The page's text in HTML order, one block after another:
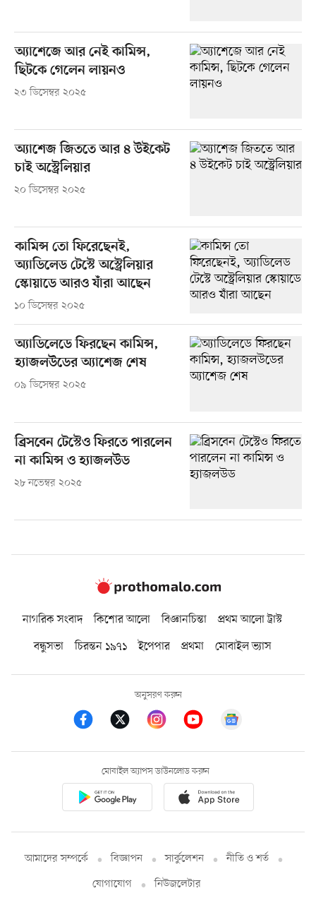
অ্যাশেজে আর নেই কামিন্স,
ছিটকে গেলেন লায়নও
২৩ ডিসেম্বর ২০২৫
অ্যাশেজ জিততে আর ৪ উইকেট
চাই অস্ট্রেলিয়ার
২০ ডিসেম্বর ২০২৫
কামিন্স তো ফিরেছেনই,
অ্যাডিলেড টেস্টে অস্ট্রেলিয়ার
স্কোয়াডে আরও যাঁরা আছেন
১০ ডিসেম্বর ২০২৫
অ্যাডিলেডে ফিরছেন কামিন্স,
হ্যাজলউডের অ্যাশেজ শেষ
০৯ ডিসেম্বর ২০২৫
ব্রিসবেন টেস্টেও ফিরতে পারলেন
না কামিন্স ও হ্যাজলউড
২৮ নভেম্বর ২০২৫
নাগরিক সংবাদ কিশোর আলো বিজ্ঞানচিন্তা
প্রথম আলো ট্রাস্ট
বন্ধুসভা
চিরন্তন ১৯৭১ ইপেপার প্রথমা মোবাইল ভ্যাস
অনুসরণ করুন
মোবাইল অ্যাপস ডাউনলোড করুন
আমাদের সম্পর্কে বিজ্ঞাপন সার্কুলেশন
নীতি ও শর্ত
যোগাযোগ
নিউজলেটার